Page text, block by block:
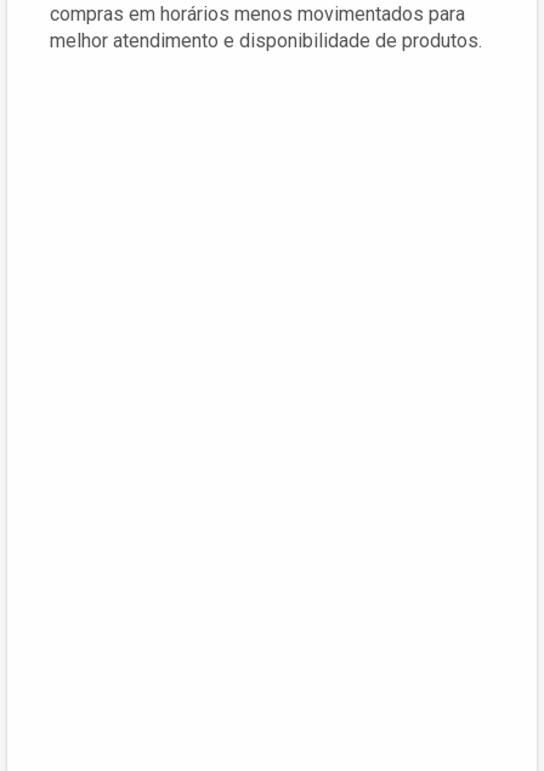
compras em horários menos movimentados para
melhor atendimento e disponibilidade de produtos.